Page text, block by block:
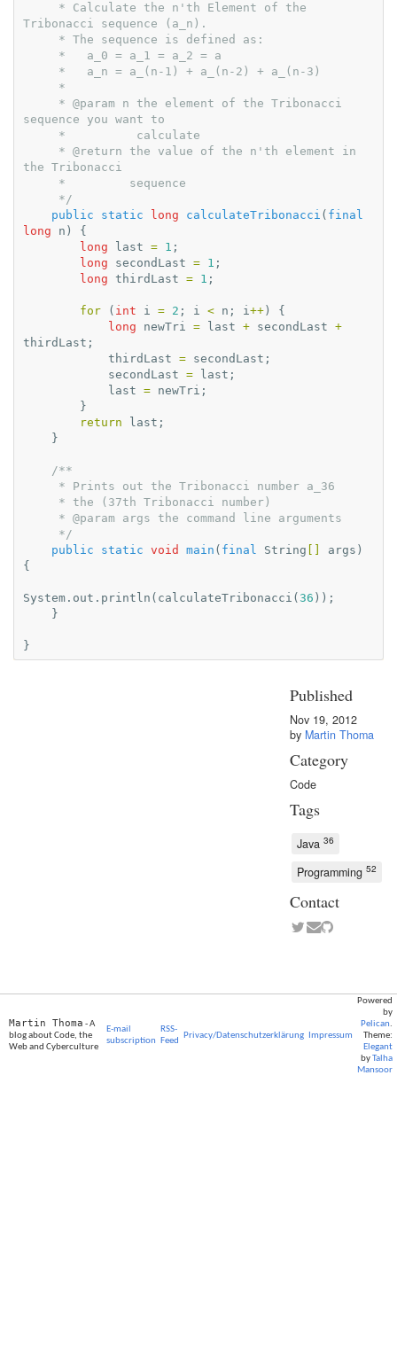
Tribonacci sequence (a_n).
     * The sequence is defined as:
     *   a_0 = a_1 = a_2 = a
     *   a_n = a_(n-1) + a_(n-2) + a_(n-3)
     *
sequence you want to
     *          calculate
the Tribonacci
     *         sequence
     */
public
static long calculateTribonacci ( final
long
n )
{
long
last = 1 ;
long
secondLast = 1 ;
long thirdLast = 1 ;
for ( int i = 2 ; i < n ; i++ )
{
long
newTri = last + secondLast +
thirdLast ;
thirdLast = secondLast ;
secondLast = last ;
last = newTri ;
}
return
last ;
}
/**
     * Prints out the Tribonacci number a_36
     * the (37th Tribonacci number)
     * @param args the command line arguments
     */
public
static void main ( final String args )
{
System . out . println ( calculateTribonacci ( 36 ));
}
}
Published
Nov 19, 2012
by Martin Thoma
Category
Code
Tags
Java 36
Programming 52
Contact
Martin Thoma - A
blog about Code, the
Web and Cyberculture
E-mail
subscription
RSS-
Feed
Privacy/Datenschutzerklärung Impressum
Powered
by
Pelican.
Theme:
Elegant
byTalha
Mansoor